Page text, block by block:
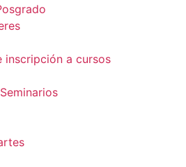
inscripción a cursos